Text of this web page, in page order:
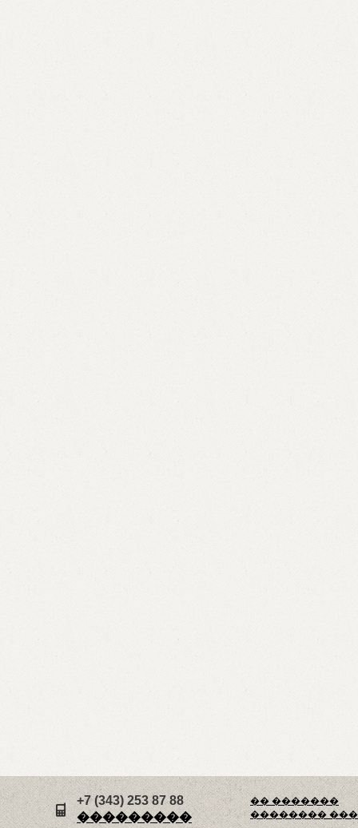
�� �������
��������
+7 (343) 253 87 88
���������